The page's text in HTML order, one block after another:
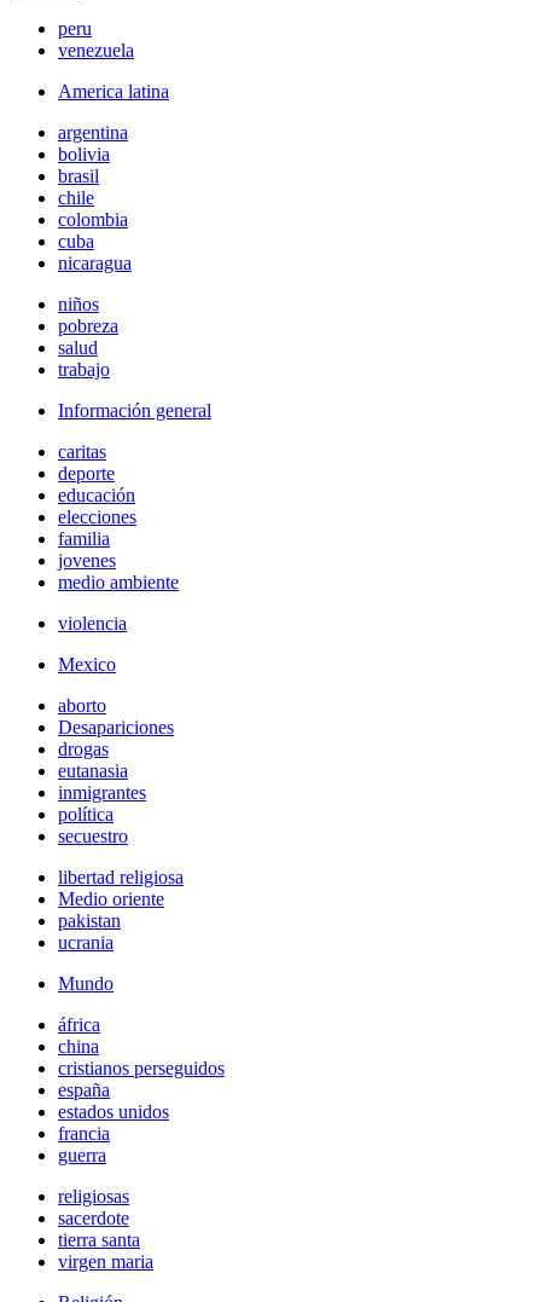
peru
venezuela
America latina
argentina
bolivia
brasil
chile
colombia
cuba
nicaragua
niños
pobreza
salud
trabajo
Información general
caritas
deporte
educación
elecciones
familia
jovenes
medio ambiente
violencia
Mexico
aborto
Desapariciones
drogas
eutanasia
inmigrantes
política
secuestro
libertad religiosa
Medio oriente
pakistan
ucrania
Mundo
áfrica
china
cristianos perseguidos
españa
estados unidos
francia
guerra
religiosas
sacerdote
tierra santa
virgen maria